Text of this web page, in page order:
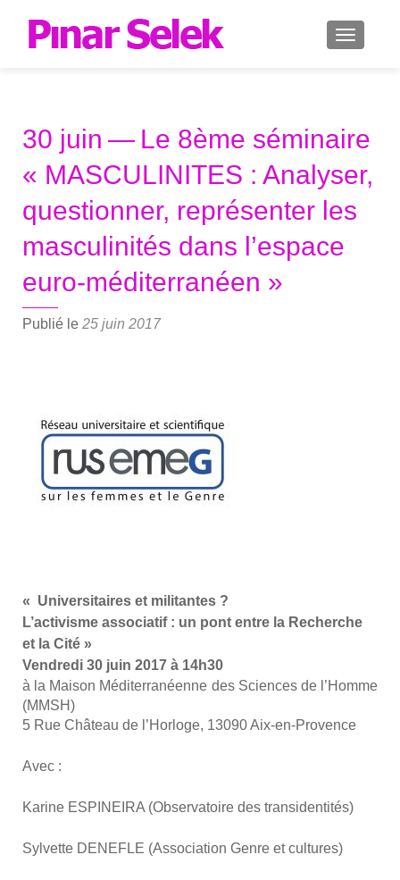
30 juin — Le 8ème séminaire
« MASCULINITES : Analyser,
questionner, représenter les
masculinités dans l’espace
euro-méditerranéen »
Publié le 25 juin 2017
« Uni­ver­si­taires et mili­tantes ?
L’activisme asso­cia­tif : un pont entre la Recherche
et la Cité »
Ven­dre­di 30 juin 2017 à 14h30
à la Mai­son Médi­ter­ra­néenne des Sciences de l’Homme
(MMSH)
5 Rue Châ­teau de l’Hor­loge, 13090 Aix-en-Pro­vence
Avec :
Karine ESPINEIRA (Obser­va­toire des tran­si­den­ti­tés)
Syl­vette DENEFLE (Asso­cia­tion Genre et cultures)